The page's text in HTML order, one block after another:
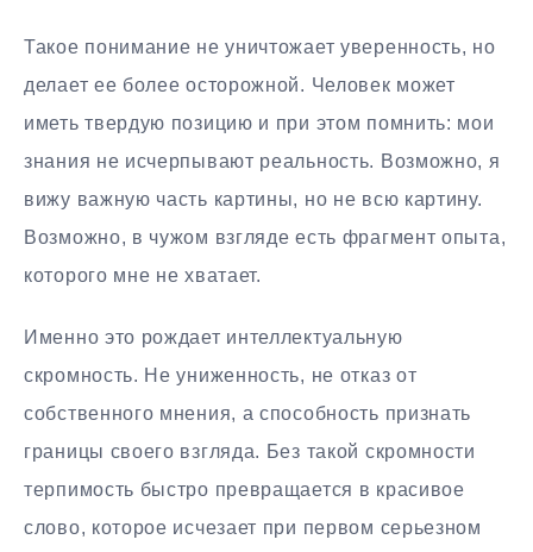
Такое понимание не уничтожает уверенность, но
делает ее более осторожной. Человек может
иметь твердую позицию и при этом помнить: мои
знания не исчерпывают реальность. Возможно, я
вижу важную часть картины, но не всю картину.
Возможно, в чужом взгляде есть фрагмент опыта,
которого мне не хватает.
Именно это рождает интеллектуальную
скромность. Не униженность, не отказ от
собственного мнения, а способность признать
границы своего взгляда. Без такой скромности
терпимость быстро превращается в красивое
слово, которое исчезает при первом серьезном